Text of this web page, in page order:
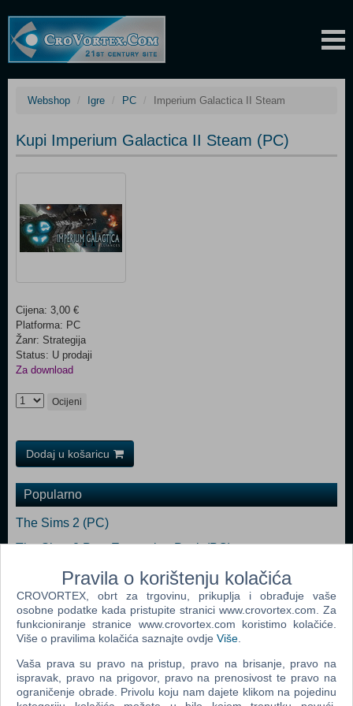
Webshop Igre PC Imperium Galactica II Steam
Kupi Imperium Galactica II Steam (PC)
Cijena: 3,00 €
Platforma: PC
Žanr: Strategija
Status: U prodaji
Za download
Ocijeni
Dodaj u košaricu
Popularno
The Sims 2 (PC)
The Sims 2 Pets Expansion Pack (PC)
Bratz Rock Angelz (PC)
Rome Total War (PC)
Medieval II Total War (PC)
Stronghold Legends (PC)
Pravila o korištenju kolačića
CROVORTEX, obrt za trgovinu, prikuplja i obrađuje vaše
osobne podatke kada pristupite stranici www.crovortex.com. Za
funkcioniranje stranice www.crovortex.com koristimo kolačiće.
Više o pravilima kolačića saznajte ovdje Više
Vaša prava su pravo na pristup, pravo na brisanje, pravo na
ispravak, pravo na prigovor, pravo na prenosivost te pravo na
ograničenje obrade. Privolu koju nam dajete klikom na pojedinu